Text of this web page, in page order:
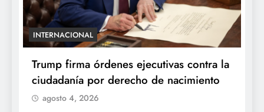
INTERNACIONAL
Trump firma órdenes ejecutivas contra la
ciudadanía por derecho de nacimiento
agosto 4, 2026